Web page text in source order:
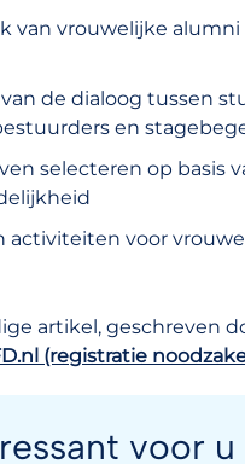
van vrouwelijke alumni
de dialoog tussen
en
selecteren op basis
activiteiten voor
artikel, geschreven
(registratie
voor u